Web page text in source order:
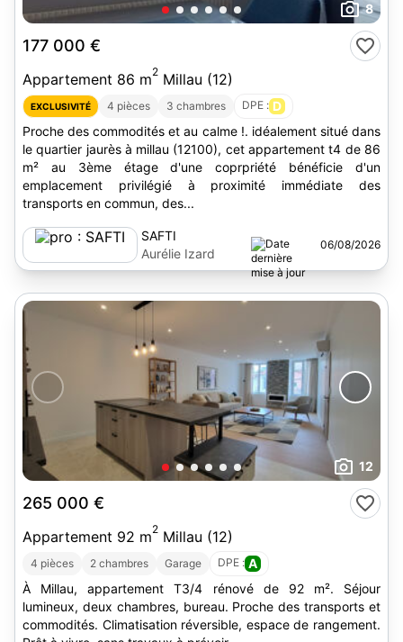
8
177 000 €
Appartement 86 m2 Millau (12)
EXCLUSIVITÉ 4 pièces 3 chambres DPE : D
Proche des commodités et au calme !. idéalement situé dans
le quartier jaurès à millau (12100), cet appartement t4 de 86
m² au 3ème étage d'une coprpriété bénéficie d'un
emplacement privilégié à proximité immédiate des
transports en commun, des...
SAFTI
Aurélie Izard
06/08/2026
12
265 000 €
Appartement 92 m2 Millau (12)
4 pièces 2 chambres Garage DPE : A
À Millau, appartement T3/4 rénové de 92 m². Séjour
lumineux, deux chambres, bureau. Proche des transports et
commodités. Climatisation réversible, espace de rangement.